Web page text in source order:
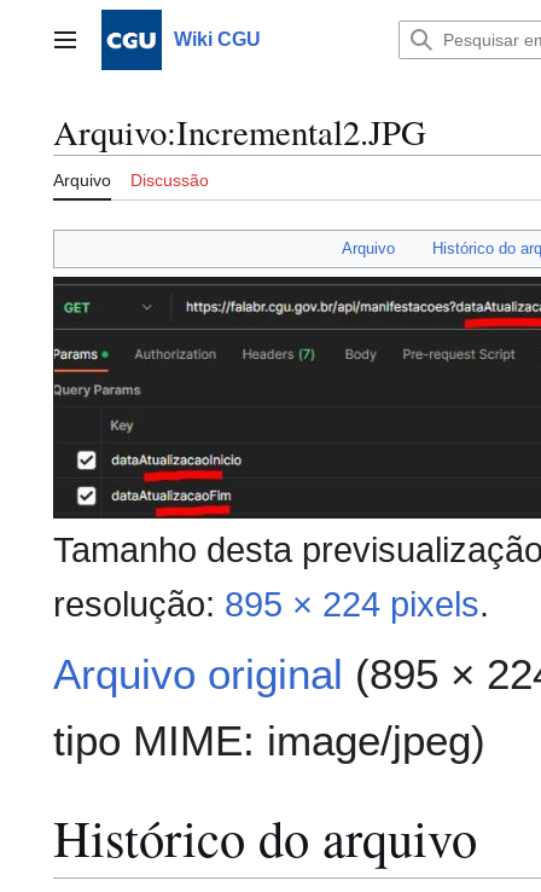
Menu principalWiki CGU
Arquivo:Incremental2.JPG
Arquivo Discussão
Arquivo Histórico do
Tamanho desta
resolução: 895 × 224 pixels.
Arquivo original (895 ×
tipo MIME: image/jpeg)
Histórico do arquivo